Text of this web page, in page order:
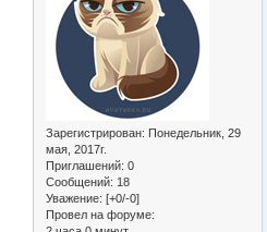
Зарегистрирован: Понедельник, 29
мая, 2017г.
Приглашений: 0
Сообщений: 18
Уважение: [+0/-0]
Провел на форуме: